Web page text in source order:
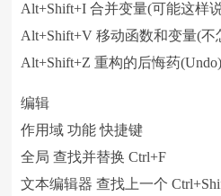
Alt+Shift+I 合并变量(可能这样
Alt+Shift+V 移动函数和变量(不
Alt+Shift+Z 重构的后悔药(Undo)
编辑
作用域 功能 快捷键
全局 查找并替换 Ctrl+F
文本编辑器 查找上一个